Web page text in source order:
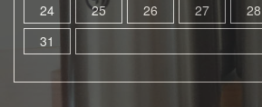
24
25 26 27 28
31